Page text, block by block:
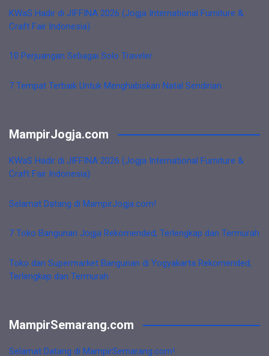
KWaS Hadir di JIFFINA 2026 (Jogja International Furniture &
Craft Fair Indonesia)
10 Perjuangan Sebagai Solo Traveler
7 Tempat Terbaik Untuk Menghabiskan Natal Sendirian
MampirJogja.com
KWaS Hadir di JIFFINA 2026 (Jogja International Furniture &
Craft Fair Indonesia)
Selamat Datang di MampirJogja.com!
7 Toko Bangunan Jogja Rekomended, Terlengkap dan Termurah
Toko dan Supermarket Bangunan di Yogyakarta Rekomended,
Terlengkap dan Termurah
MampirSemarang.com
Selamat Datang di MampirSemarang.com!